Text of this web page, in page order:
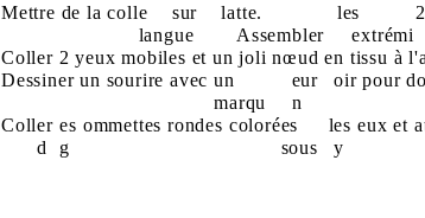
Mettre de la colle sur la
langue
tte.
Assembler
les 2
extrémi
Coller 2 yeux mobiles et un joli nœud en tissu à l'a
Dessiner un sourire avec un
marqu
eur
n
oir pour
Coller
d
es
g
ommettes rondes colorées
sous
les
y
eux et